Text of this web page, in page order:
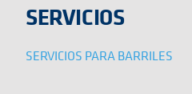
SERVICIOS
SERVICIOS PARA BARRILES